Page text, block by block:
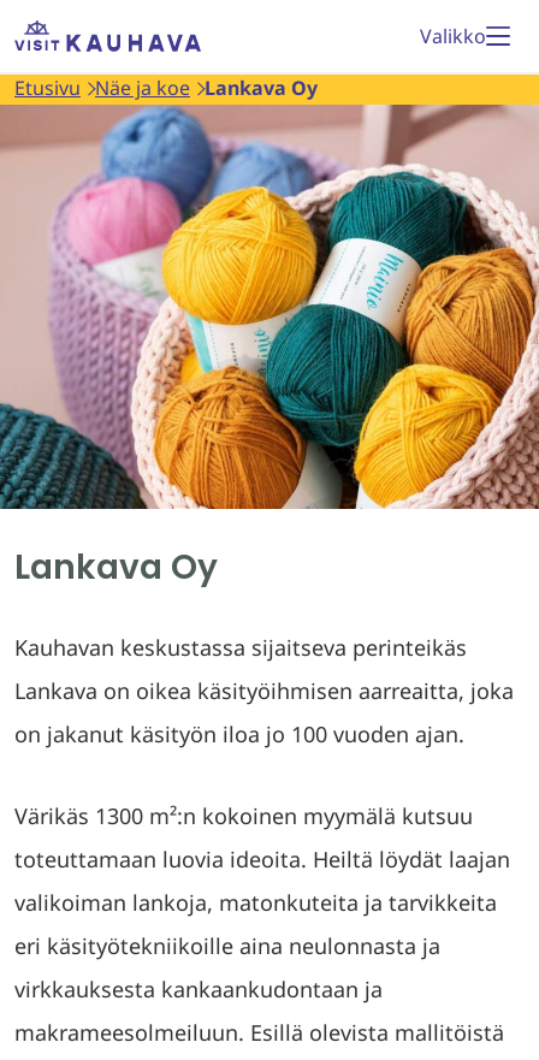
Siirry
Etusivu
Valikko
Etusivu Näe ja koe Lankava Oy
Lankava Oy
Kauhavan keskustassa sijaitseva perinteikäs
Lankava on oikea käsityöihmisen aarreaitta, joka
on jakanut käsityön iloa jo 100 vuoden ajan.
Värikäs 1300 m²:n kokoinen myymälä kutsuu
toteuttamaan luovia ideoita. Heiltä löydät laajan
valikoiman lankoja, matonkuteita ja tarvikkeita
eri käsityötekniikoille aina neulonnasta ja
virkkauksesta kankaankudontaan ja
makrameesolmeiluun. Esillä olevista mallitöistä